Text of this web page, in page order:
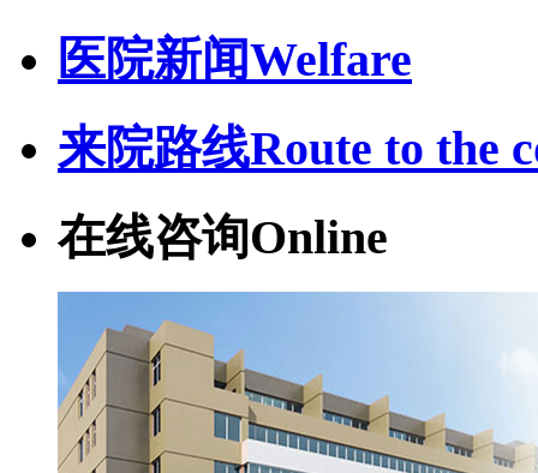
医院新闻Welfare
来院路线Route to the
在线咨询Online